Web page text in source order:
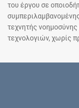
του έργου σε
τεχνητής
τεχνολογιών, χωρίς